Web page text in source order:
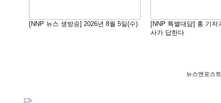
[NNP 뉴스 생방송] 2026년 8월 5일(수)
[NNP 특별대담] 홍 기자
사가 답한다
뉴스앤포스